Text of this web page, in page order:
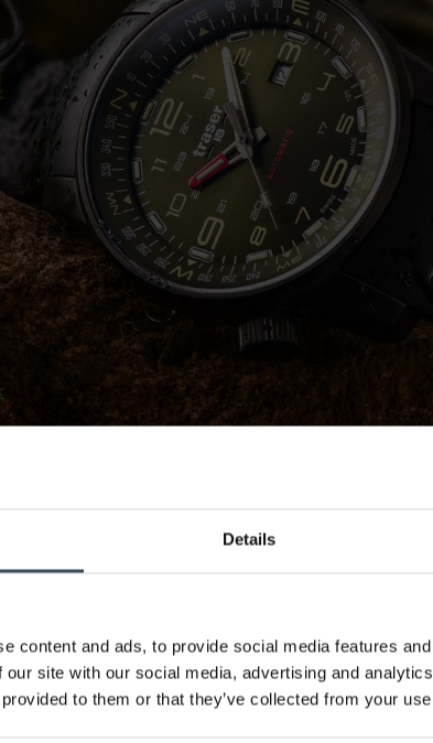
Details
content and ads, to provide social media features
our site with our social media, advertising and
to them or that they’ve collected from your